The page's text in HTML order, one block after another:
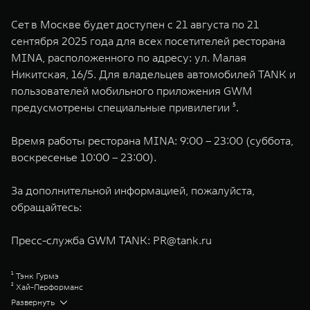
Сет в Москве будет доступен с 21 августа по 21
сентября 2025 года для всех посетителей ресторана
MINA, расположенного по адресу: ул. Малая
Никитская, 16/5. Для владельцев автомобилей TANK и
пользователей мобильного приложения GWM
предусмотрены специальные привилегии ⁵.
Время работы ресторана MINA: 9:00 – 23:00 (суббота,
воскресенье 10:00 – 23:00).
За дополнительной информацией, пожалуйста,
обращайтесь:
Пресс-служба GWM TANK: PR@tank.ru
¹ Тэнк Гурмэ
² Хай-Перформанс
³ Хай-Чардж
Развернуть